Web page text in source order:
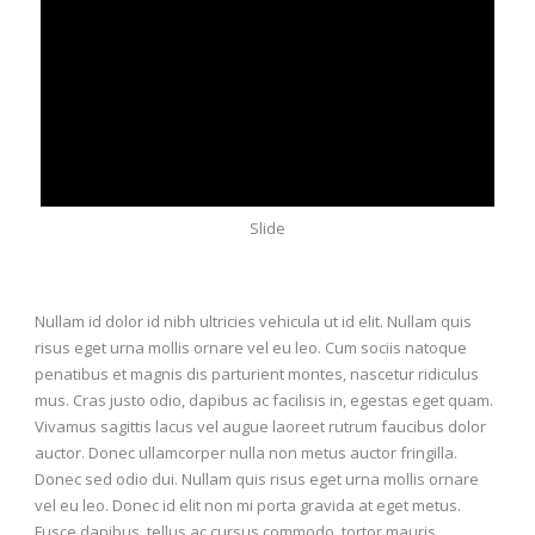
Slide
Nullam id dolor id nibh ultricies vehicula ut id elit. Nullam quis
risus eget urna mollis ornare vel eu leo. Cum sociis natoque
penatibus et magnis dis parturient montes, nascetur ridiculus
mus. Cras justo odio, dapibus ac facilisis in, egestas eget quam.
Vivamus sagittis lacus vel augue laoreet rutrum faucibus dolor
auctor. Donec ullamcorper nulla non metus auctor fringilla.
Donec sed odio dui. Nullam quis risus eget urna mollis ornare
vel eu leo. Donec id elit non mi porta gravida at eget metus.